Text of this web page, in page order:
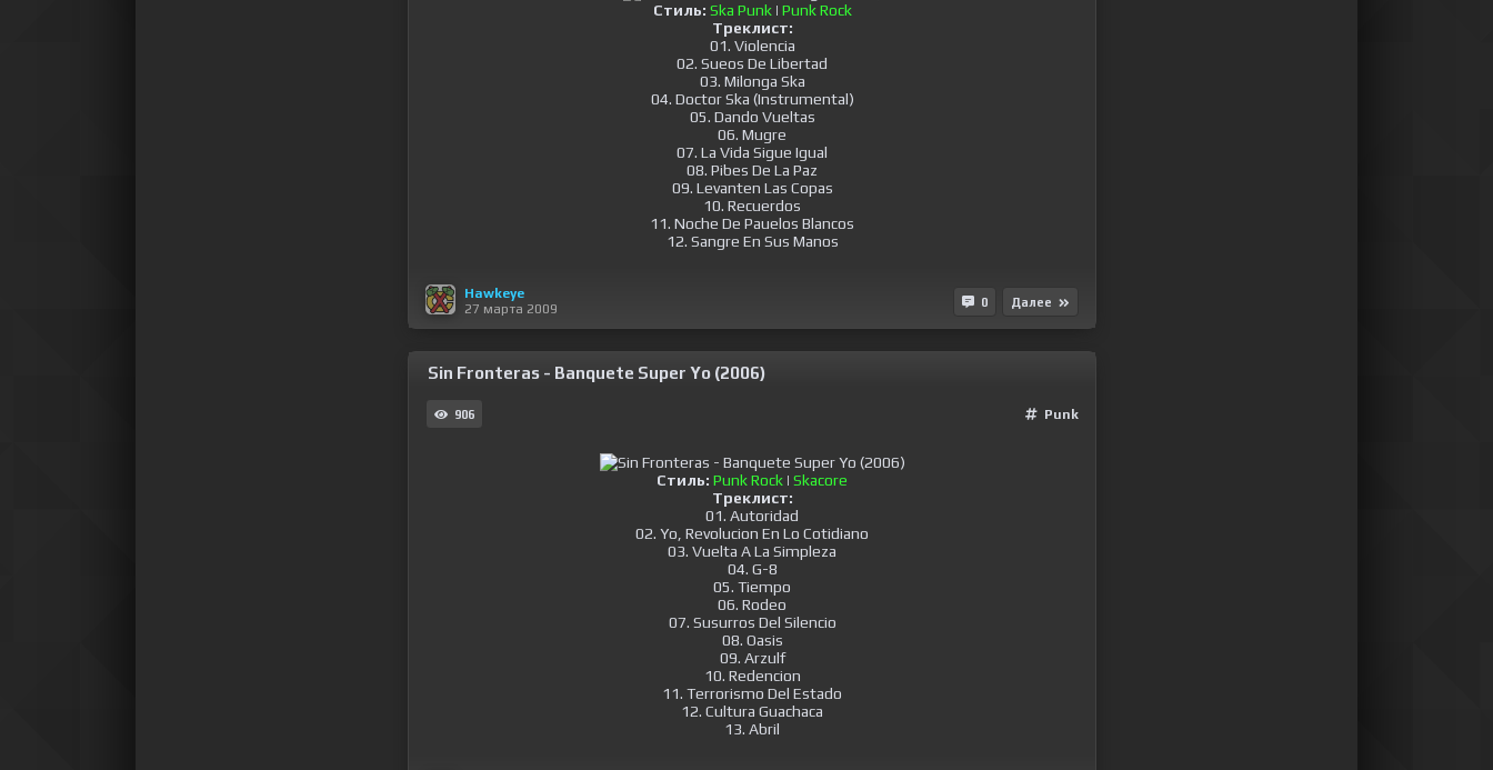
Стиль: Ska Punk | Punk Rock
Треклист:
01. Violencia
02. Sueos De Libertad
03. Milonga Ska
04. Doctor Ska (Instrumental)
05. Dando Vueltas
06. Mugre
07. La Vida Sigue Igual
08. Pibes De La Paz
09. Levanten Las Copas
10. Recuerdos
11. Noche De Pauelos Blancos
12. Sangre En Sus Manos
Hawkeye
27 марта 2009
0 Далее
Sin Fronteras - Banquete Super Yo (2006)
906 Punk
Стиль: Punk Rock | Skacore
Треклист:
01. Autoridad
02. Yo, Revolucion En Lo Cotidiano
03. Vuelta A La Simpleza
04. G-8
05. Tiempo
06. Rodeo
07. Susurros Del Silencio
08. Oasis
09. Arzulf
10. Redencion
11. Terrorismo Del Estado
12. Cultura Guachaca
13. Abril